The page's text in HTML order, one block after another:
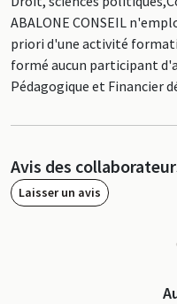
ABALONE CONSEIL
priori d'une activité
formé aucun participant
Pédagogique et Financier
Avis des
Laisser un avis